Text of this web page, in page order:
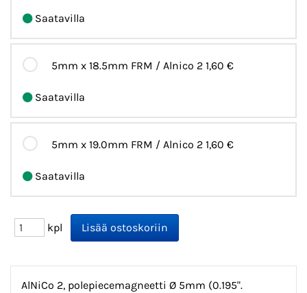
Saatavilla
5mm x 18.5mm FRM / Alnico 2 1,60 €
Saatavilla
5mm x 19.0mm FRM / Alnico 2 1,60 €
Saatavilla
kpl
AlNiCo 2, polepiecemagneetti Ø 5mm (0.195".